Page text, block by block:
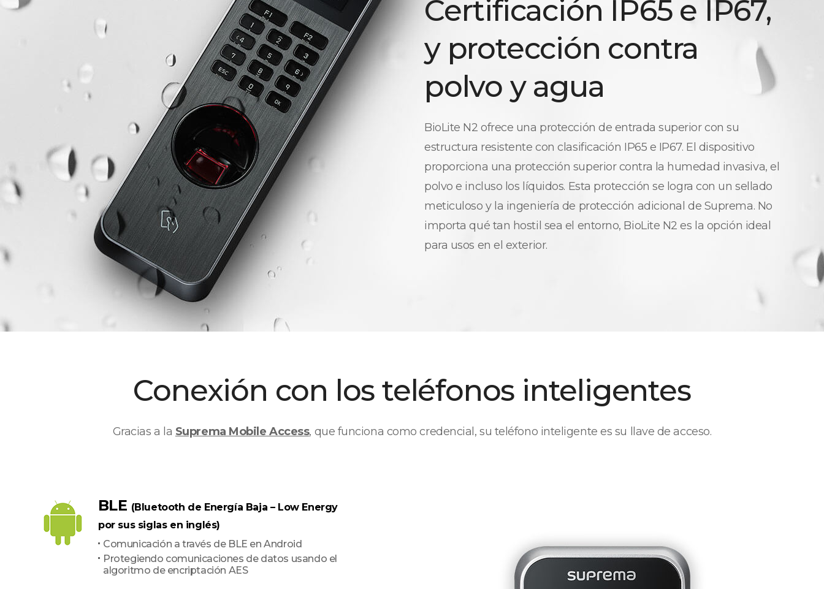
Certificación IP65 e IP67,
y protección contra
polvo y agua
BioLite N2 ofrece una protección de entrada superior con su
estructura resistente con clasificación IP65 e IP67. El dispositivo
proporciona una protección superior contra la humedad invasiva, el
polvo e incluso los líquidos. Esta protección se logra con un sellado
meticuloso y la ingeniería de protección adicional de Suprema. No
importa qué tan hostil sea el entorno, BioLite N2 es la opción ideal
para usos en el exterior.
Conexión con los teléfonos inteligentes
Gracias a la Suprema Mobile Access, que funciona como credencial, su teléfono inteligente es su llave de acceso.
BLE (Bluetooth de Energía Baja – Low Energy
por sus siglas en inglés)
Comunicación a través de BLE en Android
Protegiendo comunicaciones de datos usando el
algoritmo de encriptación AES